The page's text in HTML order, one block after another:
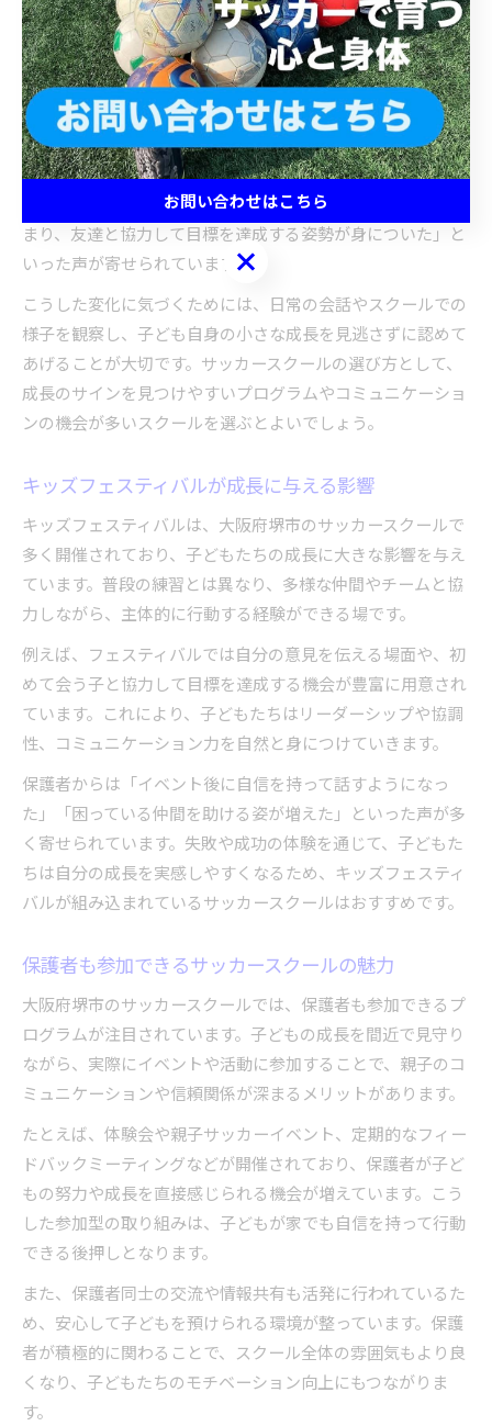
では、技術だけでなくリーダーシップや主体性の変化に注目
することが重要です。例えば、自分から意見を出す、仲間へ
の声かけが増える、練習や活動への取り組み方が積極的にな
るといった変化が見られるようになります。
これらの成長のサインは、指導者による個別対応やチーム活
動を通じて育まれます。実際、保護者からは「以前よりも自
分の考えをはっきり伝えられるようになった」「協調性が高
まり、友達と協力して目標を達成する姿勢が身についた」と
いった声が寄せられています。
こうした変化に気づくためには、日常の会話やスクールでの
様子を観察し、子ども自身の小さな成長を見逃さずに認めて
あげることが大切です。サッカースクールの選び方として、
成長のサインを見つけやすいプログラムやコミュニケーショ
ンの機会が多いスクールを選ぶとよいでしょう。
キッズフェスティバルが成長に与える影響
キッズフェスティバルは、大阪府堺市のサッカースクールで
多く開催されており、子どもたちの成長に大きな影響を与え
ています。普段の練習とは異なり、多様な仲間やチームと協
力しながら、主体的に行動する経験ができる場です。
例えば、フェスティバルでは自分の意見を伝える場面や、初
めて会う子と協力して目標を達成する機会が豊富に用意され
ています。これにより、子どもたちはリーダーシップや協調
性、コミュニケーション力を自然と身につけていきます。
保護者からは「イベント後に自信を持って話すようになっ
た」「困っている仲間を助ける姿が増えた」といった声が多
く寄せられています。失敗や成功の体験を通じて、子どもた
ちは自分の成長を実感しやすくなるため、キッズフェスティ
バルが組み込まれているサッカースクールはおすすめです。
保護者も参加できるサッカースクールの魅力
大阪府堺市のサッカースクールでは、保護者も参加できるプ
ログラムが注目されています。子どもの成長を間近で見守り
ながら、実際にイベントや活動に参加することで、親子のコ
ミュニケーションや信頼関係が深まるメリットがあります。
たとえば、体験会や親子サッカーイベント、定期的なフィー
ドバックミーティングなどが開催されており、保護者が子ど
もの努力や成長を直接感じられる機会が増えています。こう
した参加型の取り組みは、子どもが家でも自信を持って行動
できる後押しとなります。
また、保護者同士の交流や情報共有も活発に行われているた
め、安心して子どもを預けられる環境が整っています。保護
者が積極的に関わることで、スクール全体の雰囲気もより良
くなり、子どもたちのモチベーション向上にもつながりま
す。
お問い合わせはこちら
お問い合わせはこちら